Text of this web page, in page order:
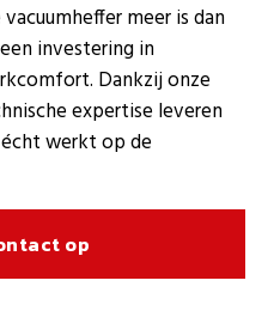
meer is dan
investering in
Dankzij onze
expertise leveren
werkt op de
op